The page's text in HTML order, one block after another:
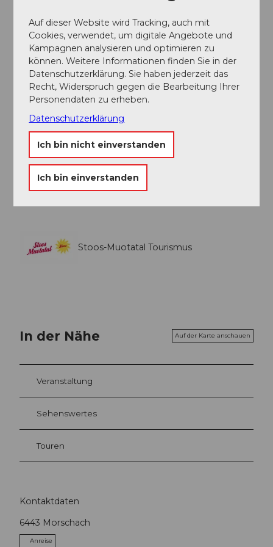
Öffentliche Verkehrsmittel
Morschach liegt auf einem Sonnenplateau über dem
Vierwaldstättersee. Der Ort ist mit dem öffentlichen
Verkehr ab Brunnen mit der Linie 504 der Auto AG
Schwyz zu erreichen
Autor:in
Organisation
Stoos-Muotatal Tourismus
Stoos-Muotatal Tourismus
In der Nähe Auf der Karte anschauen
Veranstaltung
Sehenswertes
Touren
Kontaktdaten
6443 Morschach
Anreise
Auf dieser Website wird Tracking, auch mit
Cookies, verwendet, um digitale Angebote und
Kampagnen analysieren und optimieren zu
können. Weitere Informationen finden Sie in der
Datenschutzerklärung. Sie haben jederzeit das
Recht, Widerspruch gegen die Bearbeitung Ihrer
Personendaten zu erheben.
Datenschutzerklärung
Ich bin nicht einverstanden
Ich bin einverstanden